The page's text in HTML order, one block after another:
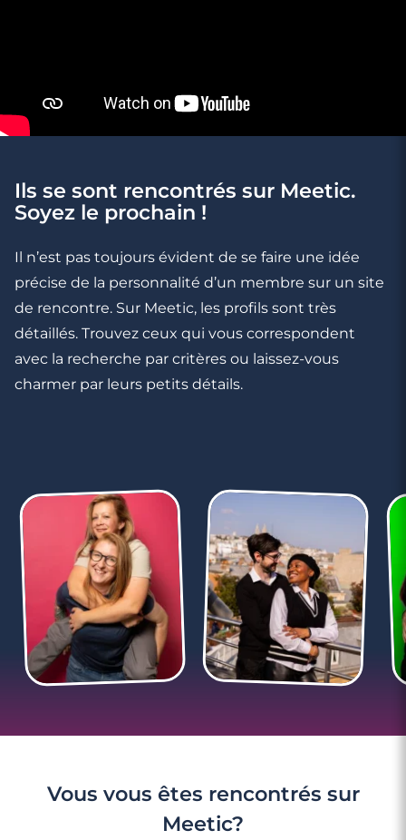
Ils se sont rencontrés sur Meetic.
Soyez le prochain !
Il n’est pas toujours évident de se faire une idée
précise de la personnalité d’un membre sur un site
de rencontre. Sur Meetic, les profils sont très
détaillés. Trouvez ceux qui vous correspondent
avec la recherche par critères ou laissez-vous
charmer par leurs petits détails.
Vous vous êtes rencontrés sur
Meetic?